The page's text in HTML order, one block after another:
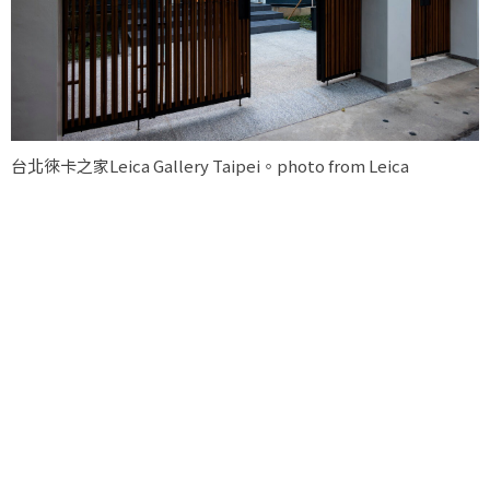
台北徠卡之家Leica Gallery Taipei。photo from Leica